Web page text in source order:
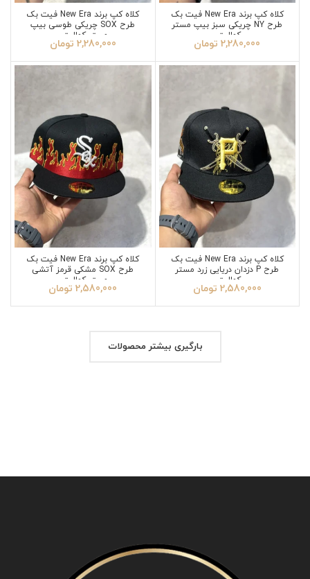
کلاه کپ برند New Era فیت بک
طرح NY چریکی سبز بیپ مستر
کوالیتی
2,280,000 تومان
کلاه کپ برند New Era فیت بک
طرح SOX چریکی طوسی بیپ
مستر کوالیتی
2,280,000 تومان
کلاه کپ برند New Era فیت بک
طرح P دزدان دریایی زرد مستر
کوالیتی
2,580,000 تومان
کلاه کپ برند New Era فیت بک
طرح SOX مشکی قرمز آتشی
مستر کوالیتی
2,580,000 تومان
بارگیری بیشتر محصولات